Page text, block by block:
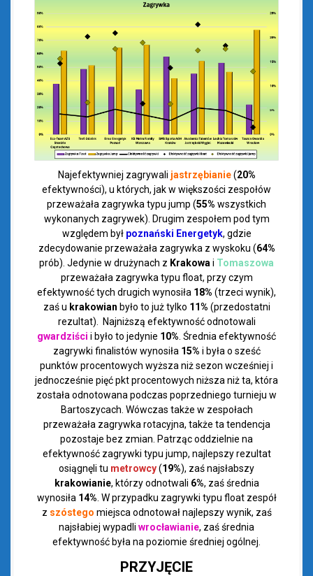
Najefektywniej zagrywali jastrzębianie(20%
efektywności), u których, jak w większości zespołów
przeważała zagrywka typu jump (55% wszystkich
wykonanych zagrywek). Drugim zespołem pod tym
względem był poznański Energetyk, gdzie
zdecydowanie przeważała zagrywka z wyskoku (64%
prób). Jedynie w drużynach z Krakowa i Tomaszowa
przeważała zagrywka typu float, przy czym
efektywność tych drugich wynosiła 18% (trzeci wynik),
zaś u krakowian było to już tylko 11% (przedostatni
rezultat). Najniższą efektywność odnotowali
gwardziści i było to jedynie 10% . Średnia efektywność
zagrywki finalistów wynosiła 15% i była o sześć
punktów procentowych wyższa niż sezon wcześniej i
jednocześnie pięć pkt procentowych niższa niż ta, która
została odnotowana podczas poprzedniego turnieju w
Bartoszycach. Wówczas także w zespołach
przeważała zagrywka rotacyjna, także ta tendencja
pozostaje bez zmian. Patrząc oddzielnie na
efektywność zagrywki typu jump, najlepszy rezultat
osiągnęli tu metrowcy(19%), zaś najsłabszy
krakowianie, którzy odnotwali 6%, zaś średnia
wynosiła 14% . W przypadku zagrywki typu float zespół
z szóstego miejsca odnotował najlepszy wynik, zaś
najsłabiej wypadli wrocławianie, zaś średnia
efektywność była na poziomie średniej ogólnej.
PRZYJĘCIE